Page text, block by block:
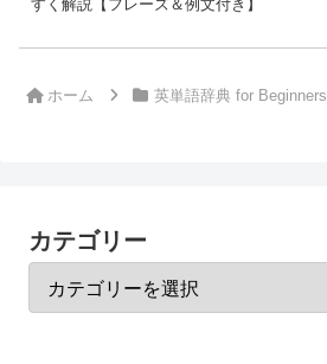
すく解説【フレーズ＆例文付き】
ホーム 英単語辞典 for Beginners
カテゴリー